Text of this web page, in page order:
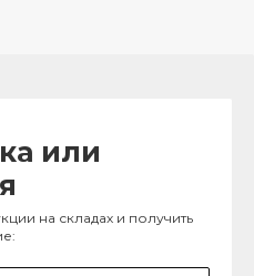
или
на складах и получить